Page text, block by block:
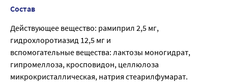
Состав
Действующее вещество: рамиприл 2,5 мг,
гидрохлоротиазид 12,5 мг и
вспомогательные вещества: лактозы моногидрат,
гипромеллоза, кросповидон, целлюлоза
микрокристаллическая, натрия стеарилфумарат.